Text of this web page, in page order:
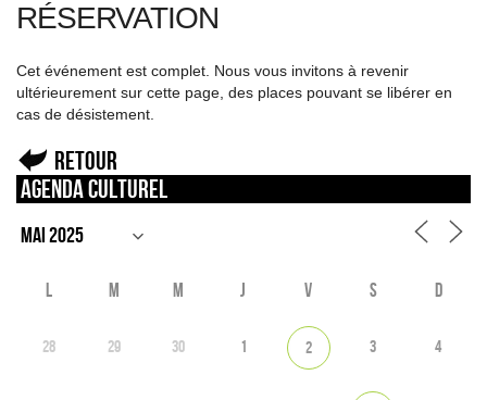
RÉSERVATION
Cet événement est complet. Nous vous invitons à revenir
ultérieurement sur cette page, des places pouvant se libérer en
cas de désistement.
Retour
Agenda culturel
L M M J V S D
28 29 30 1 2 3 4